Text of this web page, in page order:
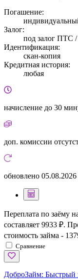
Погашение:
Залог:
под залог ПТС /
Идентификация:
скан-копия
Кредитная история:
любая
начисление до 30
доп. комиссии
обновлено 05.08.2026
Переплата по заёму
составляет 9933 ₽.
стоимость займа -
Сравнение
ДоброЗайм: Быстрый